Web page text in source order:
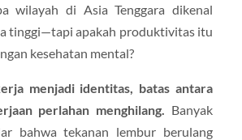
wilayah di Asia Tenggara dikenal
tinggi—tapi apakah produktivitas itu
kesehatan mental?
menjadi identitas, batas antara
perlahan menghilang.
Banyak
bahwa tekanan lembur berulang